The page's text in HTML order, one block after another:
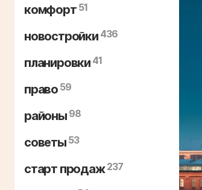
комфорт 51
новостройки 436
планировки 41
право 59
районы 98
советы 53
старт продаж 237